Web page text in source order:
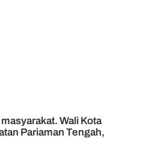
Wali Kota
Pariaman Tengah,